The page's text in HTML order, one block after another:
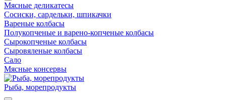
Мясные деликатесы
Сосиски, сардельки, шпикачки
Вареные колбасы
Полукопченые и варено-копченые колбасы
Сырокопченые колбасы
Сыровяленые колбасы
Сало
Мясные консервы
Рыба, морепродукты